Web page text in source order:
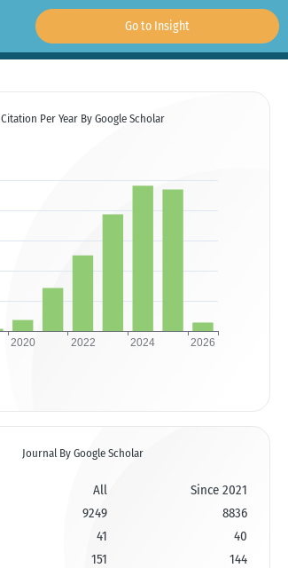
Go to Insight
Citation Per Year By Google Scholar
Journal By Google Scholar
All
Since 2021
9249
8836
41
40
151 144